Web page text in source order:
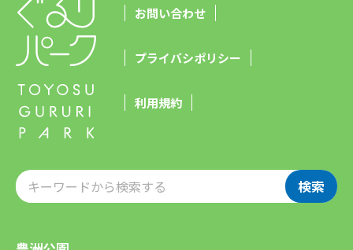
お問い合わせ
プライバシポリシー
利用規約
検索